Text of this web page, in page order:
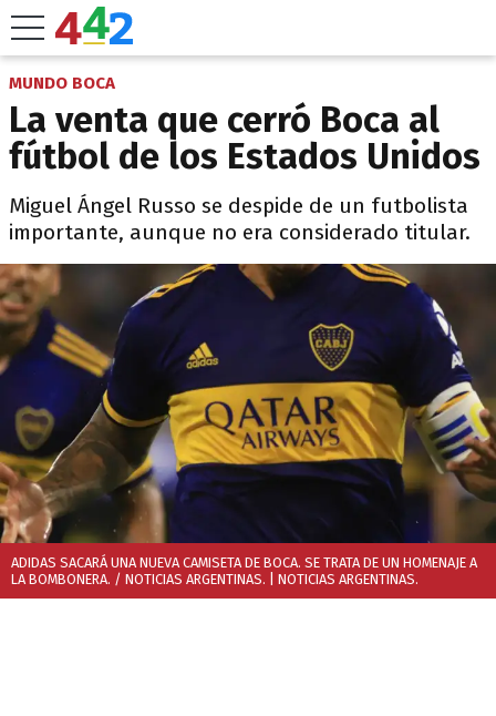
MUNDO BOCA
La venta que cerró Boca al
fútbol de los Estados Unidos
Miguel Ángel Russo se despide de un futbolista
importante, aunque no era considerado titular.
ADIDAS SACARÁ UNA NUEVA CAMISETA DE BOCA. SE TRATA DE UN HOMENAJE A
LA BOMBONERA. / NOTICIAS ARGENTINAS. | NOTICIAS ARGENTINAS.